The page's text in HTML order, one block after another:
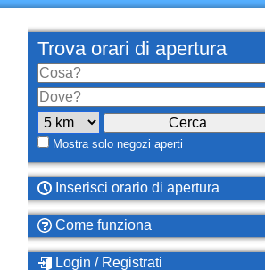
Trova orari di apertura
Mostra solo negozi aperti
Inserisci orario di apertura
Come funziona
Login / Registrati